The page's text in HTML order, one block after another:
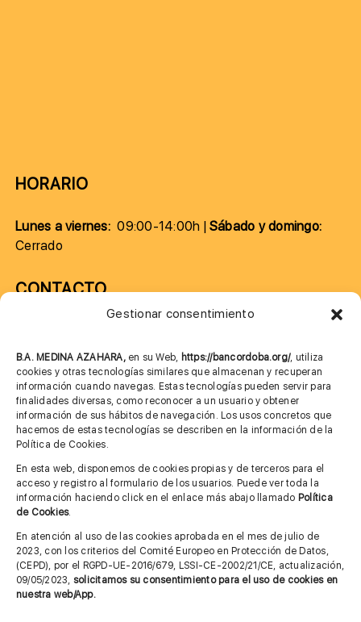
Gestionar consentimiento
B.A. MEDINA AZAHARA, en su Web, https://bancordoba.org/, utiliza
cookies y otras tecnologías similares que almacenan y recuperan
información cuando navegas. Estas tecnologías pueden servir para
finalidades diversas, como reconocer a un usuario y obtener
información de sus hábitos de navegación. Los usos concretos que
hacemos de estas tecnologías se describen en la información de la
Política de Cookies.
En esta web, disponemos de cookies propias y de terceros para el
acceso y registro al formulario de los usuarios. Puede ver toda la
información haciendo click en el enlace más abajo llamado Política
de Cookies.
En atención al uso de las cookies aprobada en el mes de julio de
2023, con los criterios del Comité Europeo en Protección de Datos,
(CEPD), por el RGPD-UE-2016/679, LSSI-CE-2002/21/CE, actualización,
09/05/2023, solicitamos su consentimiento para el uso de cookies en
nuestra web/App.
HORARIO
Lunes a viernes:09:00-14:00h |Sábado y domingo:
Cerrado
CONTACTO
685 901 226
MÁS INFORMACIÓN
Aviso legal
Política de privacidad
Cita previa FAGA